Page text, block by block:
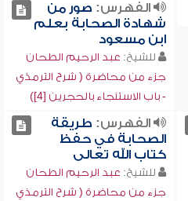
الفهرس: صور من
شهادة الصحابة بعلم
ابن مسعود
للشيخ: عبد الرحيم الطحان
جزء من محاضرة ( شرح الترمذي
- باب الاستنجاء بالحجرين [4])
الفهرس: طريقة
الصحابة في حفظ
كتاب الله تعالى
للشيخ: عبد الرحيم الطحان
جزء من محاضرة ( شرح الترمذي